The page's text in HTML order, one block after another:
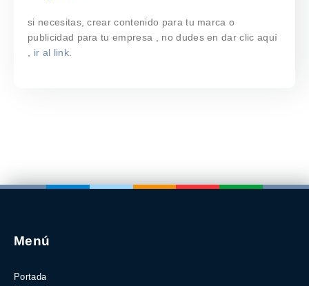
si necesitas, crear contenido para tu marca o
publicidad para tu empresa , no dudes en dar clic aquí
ir al link.
Menú
Portada